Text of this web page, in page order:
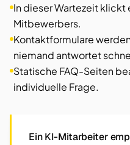
In dieser Wartezeit klickt
Mitbewerbers.
Kontaktformulare
niemand antwortet
Statische FAQ-Seiten
individuelle Frage.
Ein KI-Mitarbeiter